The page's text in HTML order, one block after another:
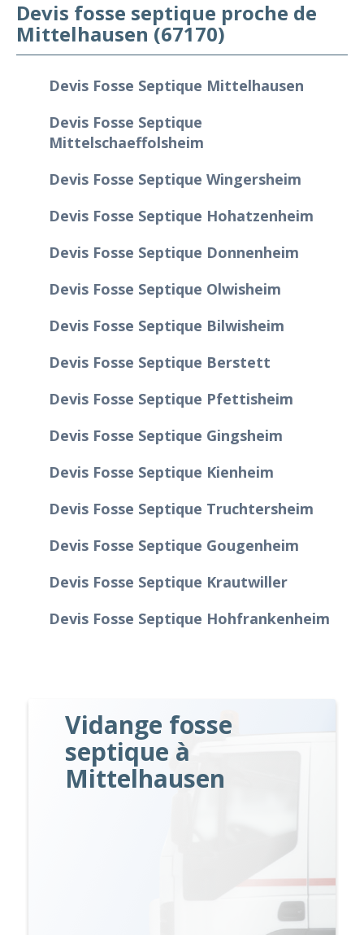
Devis fosse septique proche de
Mittelhausen (67170)
Devis Fosse Septique Mittelhausen
Devis Fosse Septique
Mittelschaeffolsheim
Devis Fosse Septique Wingersheim
Devis Fosse Septique Hohatzenheim
Devis Fosse Septique Donnenheim
Devis Fosse Septique Olwisheim
Devis Fosse Septique Bilwisheim
Devis Fosse Septique Berstett
Devis Fosse Septique Pfettisheim
Devis Fosse Septique Gingsheim
Devis Fosse Septique Kienheim
Devis Fosse Septique Truchtersheim
Devis Fosse Septique Gougenheim
Devis Fosse Septique Krautwiller
Devis Fosse Septique Hohfrankenheim
Vidange fosse
septique à
Mittelhausen